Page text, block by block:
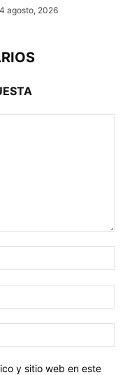
4 agosto, 2026
y sitio web en este